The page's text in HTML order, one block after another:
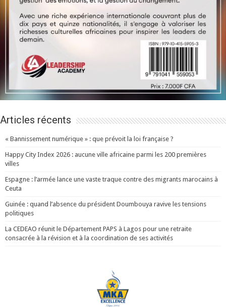
Articles récents
« Bannissement numérique » : que prévoit la loi française ?
Happy City Index 2026 : aucune ville africaine parmi les 200 premières
villes
Espagne : l’armée lance une vaste traque contre des migrants marocains à
Ceuta
Guinée : quand l’absence du président Doumbouya ravive les tensions
politiques
La CEDEAO réunit le Département PAPS à Lagos pour une retraite
consacrée à la révision et à la coordination de ses activités